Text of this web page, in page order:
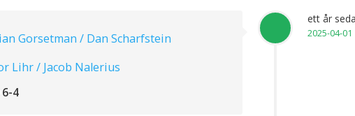
Gorsetman / Dan Scharfstein
Lihr / Jacob Nalerius
4
ett år
2025-04-01